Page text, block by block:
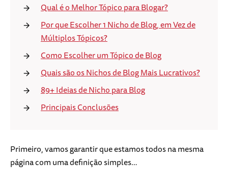
Qual é o Melhor Tópico para Blogar?
Por que Escolher 1 Nicho de Blog, em Vez de
Múltiplos Tópicos?
Como Escolher um Tópico de Blog
Quais são os Nichos de Blog Mais Lucrativos?
89+ Ideias de Nicho para Blog
Principais Conclusões
Primeiro, vamos garantir que estamos todos na mesma
página com uma definição simples…